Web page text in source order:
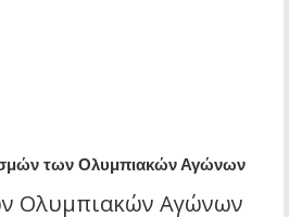
των Ολυμπιακών Αγώνων
Ολυμπιακών Αγώνων